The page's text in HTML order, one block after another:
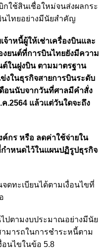
กใช้สินเชื่อใหม่จนส่งผลกระ
นไทยอย่างมีนัยสำคัญ
าหนี้ผู้ให้เช่าเครื่องบินและ
งยนต์ที่การบินไทยยังมีความ
ต์ในฝูงบิน ตามมาตรฐาน
งในธุรกิจสายการบินระดับ
ดือนนับจากวันที่ศาลมีคำสั่ง
.2564 แล้วแต่วันใดจะถึง
ค์กร หรือ ลดค่าใช้จ่ายใน
ำหนดไว้ในแผนปฏิรูปธุรกิจ
ดทะเบียนได้ตามเงื่อนไขที่
ไปตามงบประมาณอย่างมีนัย
มารถในการชำระหนี้ตาม
อนไขในข้อ 5.8